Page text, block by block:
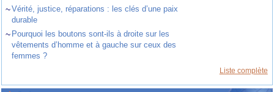
~Vérité, justice, réparations : les clés d’une paix
durable
~ Pourquoi les boutons sont-ils à droite sur les
vêtements d’homme et à gauche sur ceux des
femmes ?
Liste complète